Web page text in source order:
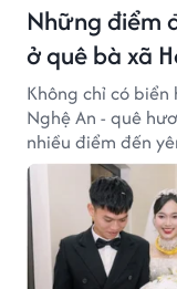
Những điểm
ở quê bà xã
Không chỉ có
Nghệ An - quê
nhiều điểm đến